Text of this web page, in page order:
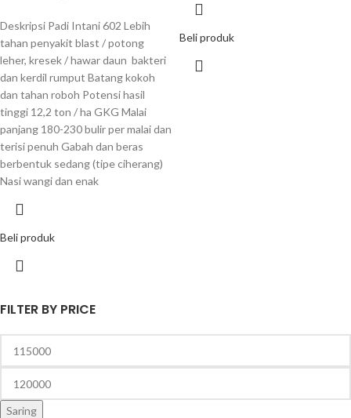
FILTER BY PRICE
Saring
Deskripsi Padi Intani 602 Lebih
tahan penyakit blast / potong
leher, kresek / hawar daun bakteri
dan kerdil rumput Batang kokoh
dan tahan roboh Potensi hasil
tinggi 12,2 ton / ha GKG Malai
panjang 180-230 bulir per malai dan
terisi penuh Gabah dan beras
berbentuk sedang (tipe ciherang)
Nasi wangi dan enak
Beli produk
Beli produk